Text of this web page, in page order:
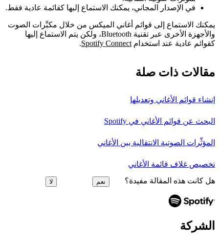
في الإصدار المجاني، يمكنك الاستماع إليها كقائمة عادية فقط.
يمكنك الاستماع إلى قوائم أغاني الميكس من خلال مكبِّرات الصوت
والأجهزة الأخرى عبر تقنية Bluetooth، ولكن يتم الاستماع إليها
كقوائم عادية عند استخدام Spotify Connect
.
مقالات ذات صلة
إنشاء قوائم الأغاني وتعديلها
البحث عن قوائم الأغاني في Spotify
المؤثِّرات الصوتية الانتقالية بين الأغاني
تخصيص غلاف قائمة الأغاني
هل كانت هذه المقالة مفيدة؟ نعم لا
الشركة